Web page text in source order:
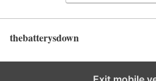
thebatterysdown